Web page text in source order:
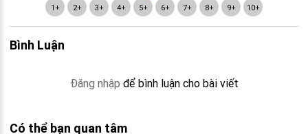
1+ 2+ 3+ 4+ 5+ 6+ 7+ 8+ 9+ 10+
Bình Luận
Đăng nhập để bình luận cho bài viết
Có thể bạn quan tâm